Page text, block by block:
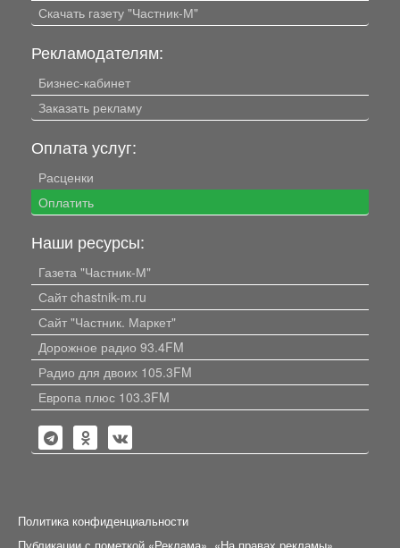
Скачать газету "Частник-М"
Рекламодателям:
Бизнес-кабинет
Заказать рекламу
Оплата услуг:
Расценки
Оплатить
Наши ресурсы:
Газета "Частник-М"
Сайт chastnik-m.ru
Сайт "Частник. Маркет"
Дорожное радио 93.4FM
Радио для двоих 105.3FM
Европа плюс 103.3FM
Политика конфиденциальности